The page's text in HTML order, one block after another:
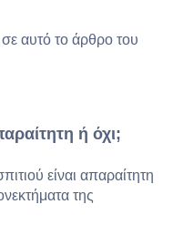
αυτό το άρθρο του
ή όχι;
είναι απαραίτητη
της